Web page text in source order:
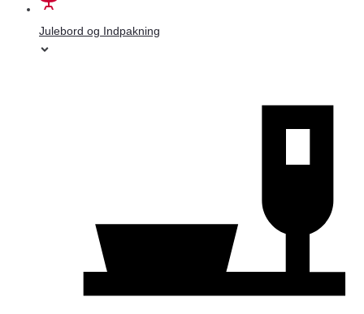
Julebord og Indpakning